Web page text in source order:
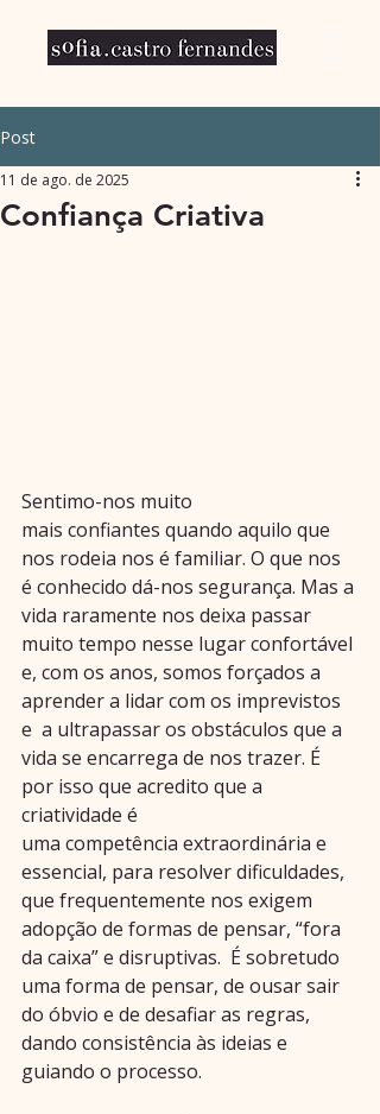
Post
Confiança Criativa
11 de ago. de 2025
Sentimo-nos muito
mais confiantes quando aquilo que
nos rodeia nos é familiar. O que nos
é conhecido dá-nos segurança. Mas a
vida raramente nos deixa passar
muito tempo nesse lugar confortável
e, com os anos, somos forçados a
aprender a lidar com os imprevistos
e  a ultrapassar os obstáculos que a
vida se encarrega de nos trazer. É
por isso que acredito que a
criatividade é
uma competência extraordinária e
essencial, para resolver dificuldades,
que frequentemente nos exigem
adopção de formas de pensar, “fora
da caixa” e disruptivas.  É sobretudo
uma forma de pensar, de ousar sair
do óbvio e de desafiar as regras,
dando consistência às ideias e
guiando o processo.